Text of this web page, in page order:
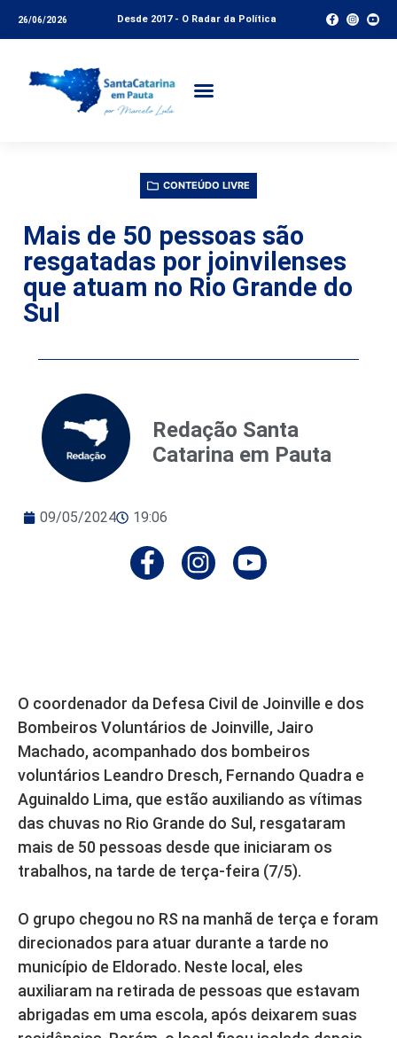
26/06/2026 Desde 2017 - O Radar da Política
CONTEÚDO LIVRE
Mais de 50 pessoas são
resgatadas por joinvilenses
que atuam no Rio Grande do
Sul
Redação Santa
Catarina em Pauta
09/05/2024 19:06
O coordenador da Defesa Civil de Joinville e dos
Bombeiros Voluntários de Joinville, Jairo
Machado, acompanhado dos bombeiros
voluntários Leandro Dresch, Fernando Quadra e
Aguinaldo Lima, que estão auxiliando as vítimas
das chuvas no Rio Grande do Sul, resgataram
mais de 50 pessoas desde que iniciaram os
trabalhos, na tarde de terça-feira (7/5).
O grupo chegou no RS na manhã de terça e foram
direcionados para atuar durante a tarde no
município de Eldorado. Neste local, eles
auxiliaram na retirada de pessoas que estavam
abrigadas em uma escola, após deixarem suas